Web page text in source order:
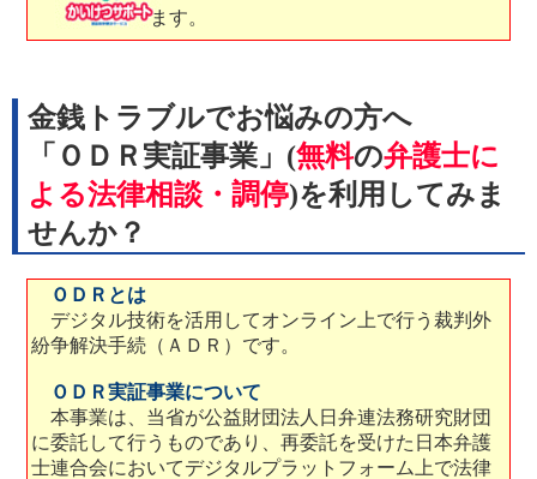
ます。
金銭トラブルでお悩みの方へ
「ＯＤＲ実証事業」(無料の弁護士に
よる法律相談・調停)を利用してみま
せんか？
ＯＤＲとは
デジタル技術を活用してオンライン上で行う裁判外
紛争解決手続（ＡＤＲ）です。
ＯＤＲ実証事業について
本事業は、当省が公益財団法人日弁連法務研究財団
に委託して行うものであり、再委託を受けた日本弁護
士連合会においてデジタルプラットフォーム上で法律